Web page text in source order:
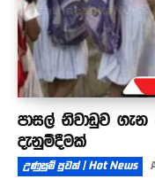
පාසල් නිවාඩුව ගැන
දැනුම්දීමක්
උණුසුම් පුවත් | Hot News